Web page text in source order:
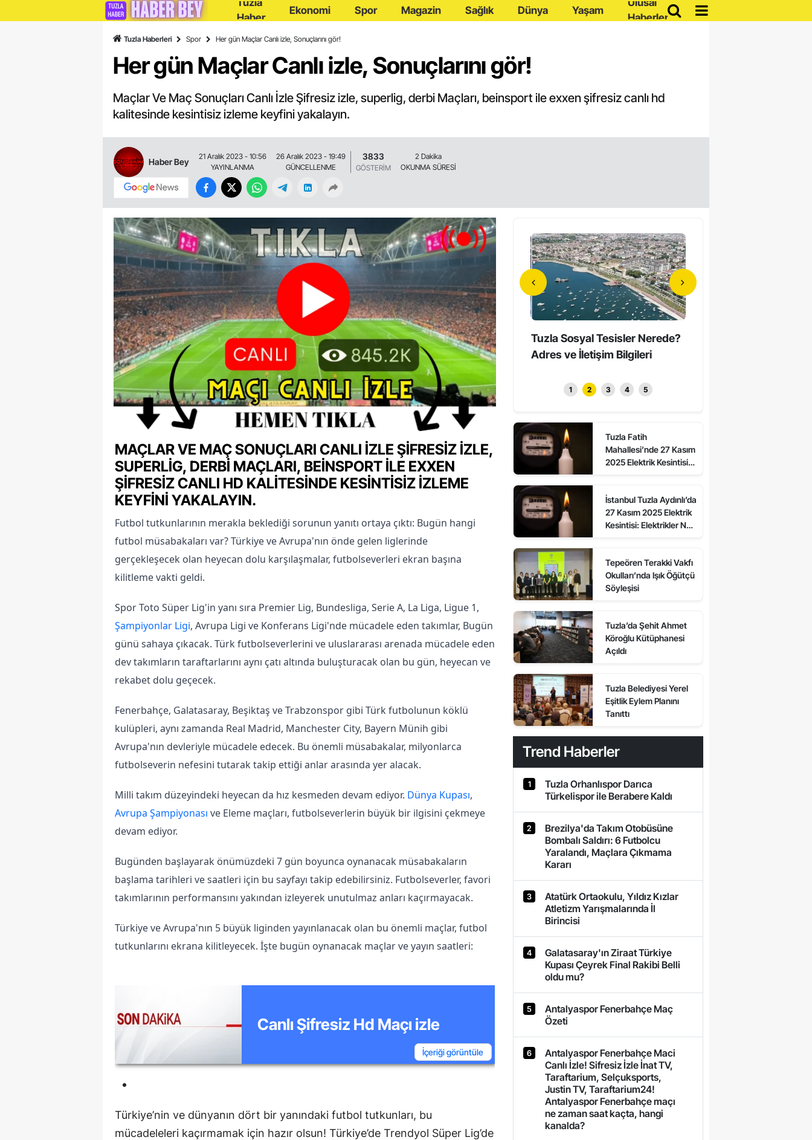
Tuzla
Haber
Ekonomi Spor Magazin Sağlık Dünya Yaşam
Ulusal
Haberler
Tuzla Haberleri Spor Her gün Maçlar Canlı izle, Sonuçlarını gör!
Her gün Maçlar Canlı izle, Sonuçlarını gör!
Maçlar Ve Maç Sonuçları Canlı İzle Şifresiz izle, superlig, derbi Maçları, beinsport ile exxen şifresiz canlı hd
kalitesinde kesintisiz izleme keyfini yakalayın.
Haber Bey
21 Aralık 2023 - 10:56
YAYINLANMA
26 Aralık 2023 - 19:49
GÜNCELLENME
3833
GÖSTERİM
2 Dakika
OKUNMA SÜRESİ
MAÇLAR VE MAÇ SONUÇLARI CANLI İZLE ŞIFRESIZ IZLE,
SUPERLIG, DERBI MAÇLARI, BEINSPORT ILE EXXEN
ŞIFRESIZ CANLI HD KALITESINDE KESINTISIZ IZLEME
KEYFINI YAKALAYIN.
Futbol tutkunlarının merakla beklediği sorunun yanıtı ortaya çıktı: Bugün hangi
futbol müsabakaları var? Türkiye ve Avrupa'nın önde gelen liglerinde
gerçekleşecek olan heyecan dolu karşılaşmalar, futbolseverleri ekran başına
kilitleme vakti geldi.
Şampiyonlar Ligi, Avrupa Ligi ve Konferans Ligi'nde mücadele eden takımlar, Bugün
günü sahaya çıkacak. Türk futbolseverlerini ve uluslararası arenada mücadele eden
dev takımların taraftarlarını aynı çatı altında buluşturacak olan bu gün, heyecan ve
rekabet dolu geçecek.
Fenerbahçe, Galatasaray, Beşiktaş ve Trabzonspor gibi Türk futbolunun köklü
kulüpleri, aynı zamanda Real Madrid, Manchester City, Bayern Münih gibi
Avrupa'nın devleriyle mücadele edecek. Bu önemli müsabakalar, milyonlarca
futbolseverin nefesini tutarak takip ettiği anlar arasında yer alacak.
Milli takım düzeyindeki heyecan da hız kesmeden devam ediyor. Dünya Kupası
Avrupa Şampiyonası ve Eleme maçları, futbolseverlerin büyük bir ilgisini çekmeye
devam ediyor.
Bugünden başlayarak önümüzdeki 7 gün boyunca oynanacak müsabakaların
başlama tarihleri ve saatleri için bu sayfayı takip edebilirsiniz. Futbolseverler, favori
takımlarının performansını yakından izleyerek unutulmaz anları kaçırmayacak.
Türkiye ve Avrupa'nın 5 büyük liginden yayınlanacak olan bu önemli maçlar, futbol
tutkunlarını ekrana kilitleyecek. İşte bugün oynanacak maçlar ve yayın saatleri:
Canlı Şifresiz Hd Maçı izle
İçeriği görüntüle
Türkiye’nin ve dünyanın dört bir yanındaki futbol tutkunları, bu
mücadeleleri kaçırmamak için hazır olsun! Türkiye’de Trendyol Süper Lig’de
Tuzla Orhanlı Mahallesi’nde 27
Kasım Elektrik Kesintisi: Ele...
İlk Türk Astronot Tuzla’da
Uzay Deneyimlerini
Öğrencilerle P...
Tuzla Sosyal Tesisler Nerede?
Adres ve İletişim Bilgileri
1 2 3 4 5
Tuzla Fatih
Mahallesi’nde 27 Kasım
2025 Elektrik Kesintisi:
Ne Zaman Gelecek?
İstanbul Tuzla Aydınlı’da
27 Kasım 2025 Elektrik
Kesintisi: Elektrikler Ne
Tepeören Terakki Vakfı
Okulları’nda Işık Öğütçü
Söyleşisi
Tuzla’da Şehit Ahmet
Köroğlu Kütüphanesi
Açıldı
Tuzla Belediyesi Yerel
Eşitlik Eylem Planını
Tanıttı
Trend Haberler
1
Tuzla Orhanlıspor Darıca
Türkelispor ile Berabere Kaldı
2
Brezilya'da Takım Otobüsüne
Bombalı Saldırı: 6 Futbolcu
Yaralandı, Maçlara Çıkmama
Kararı
3
Atatürk Ortaokulu, Yıldız Kızlar
Atletizm Yarışmalarında İl
Birincisi
4
Galatasaray'ın Ziraat Türkiye
Kupası Çeyrek Final Rakibi Belli
oldu mu?
5
Antalyaspor Fenerbahçe Maç
Özeti
6
Antalyaspor Fenerbahçe Maci
Canlı İzle! Sifresiz İzle İnat TV,
Taraftarium, Selçuksports,
Justin TV, Taraftarium24!
Antalyaspor Fenerbahçe maçı
ne zaman saat kaçta, hangi
kanalda?